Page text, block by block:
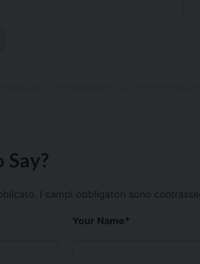
Say?
I campi obbligatori sono
Your Name*